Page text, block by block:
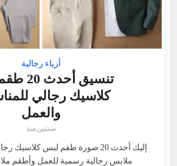
أزياء رجالية
تنسيق
كلاسيك رجالي
والعمل
سنتين منذ
إليك أحدث 20 صورة طقم لبس
ملابس رجالية رسمية للعمل وأطقم